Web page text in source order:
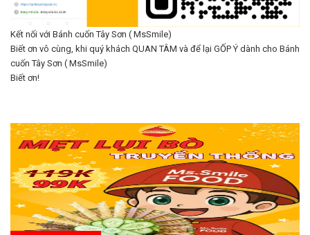
Kết nối với Bánh cuốn Tây Sơn ( MsSmile)
Biết ơn vô cùng, khi quý khách QUAN TÂM và để lại GỐP Ý dành cho Bánh
cuốn Tây Sơn ( MsSmile)
Biết ơn!